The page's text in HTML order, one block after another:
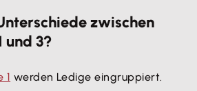
zwischen
und 3?
1 werden Ledige eingruppiert.